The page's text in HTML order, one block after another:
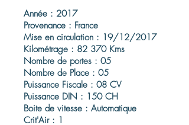
Année : 2017
Provenance : France
Mise en circulation : 19/12/2017
Kilométrage : 82 370 Kms
Nombre de portes : 05
Nombre de Place : 05
Puissance Fiscale : 08 CV
Puissance DIN : 150 CH
Boite de vitesse : Automatique
Crit'Air : 1